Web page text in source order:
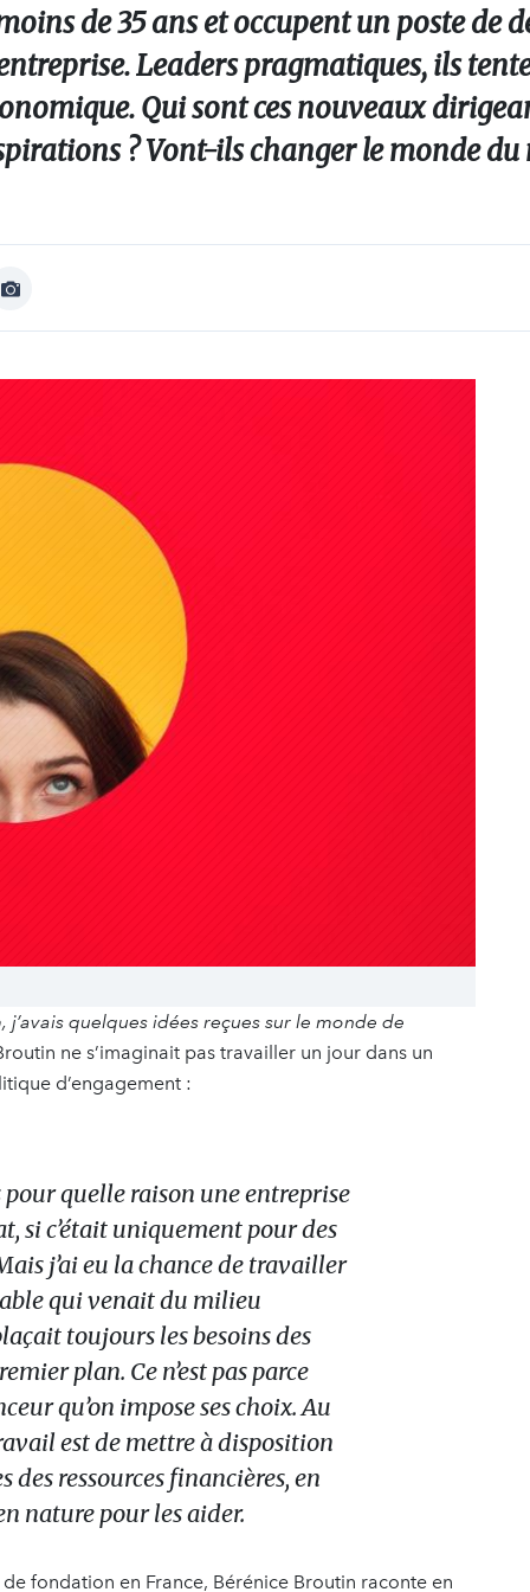
de 35 ans et occupent un poste de
Leaders pragmatiques, ils
Qui sont ces nouveaux
? Vont-ils changer le monde du
Afficher
quelques idées reçues sur le monde de
ne s’imaginait pas travailler un jour dans un
d’engagement :
pour quelle raison une entreprise
si c’était uniquement pour des
j’ai eu la chance de travailler
qui venait du milieu
toujours les besoins des
plan. Ce n’est pas parce
qu’on impose ses choix. Au
est de mettre à disposition
des ressources financières, en
nature pour les aider.
fondation en France, Bérénice Broutin raconte en